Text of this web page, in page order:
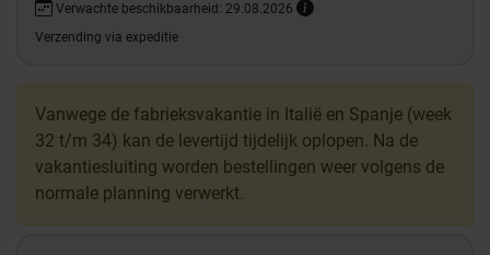
Verwachte beschikbaarheid: 29.08.2026
Verzending via expeditie
Vanwege de fabrieksvakantie in Italië en Spanje (week
32 t/m 34) kan de levertijd tijdelijk oplopen. Na de
vakantiesluiting worden bestellingen weer volgens de
normale planning verwerkt.